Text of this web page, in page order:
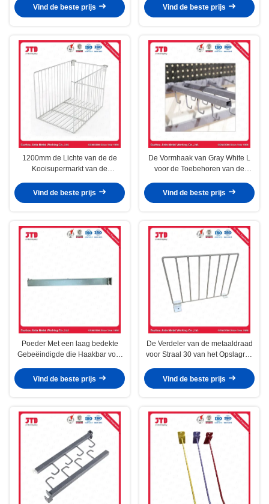
Vind de beste prijs
Vind de beste prijs
1200mm de Lichte van de de
Kooisupermarkt van de
Toebehoren
Vind de beste prijs
De Vormhaak van Gray White L
voor de Toebehoren van de
Vind de beste prijs
Poeder Met een laag bedekte
Gebeëindigde die Haakbar voor
gebruikt
Vind de beste prijs
De Verdeler van de metaaldraad
voor Straal 30 van het Opslagrek
Vind de beste prijs